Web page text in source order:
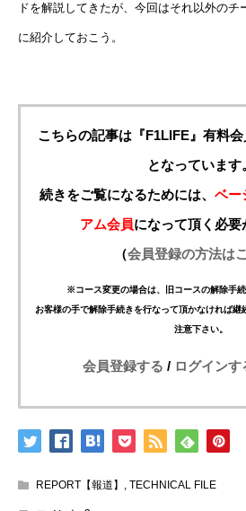
ドを解説してきたが、今回はそれ以外の
に紹介しておこう。
こちらの記事は『F1LIFE』有料
となっています
続きをご覧になるためには、 ベー
アム会員になって頂く必要
（会員登録の方法は
※コース変更の場合は、旧コースの解除手続
お客様の手で解除手続きを行なって頂かなければ継
注意下さい。
会員登録する / ログインす
REPORT【報道】 , TECHNICAL FILE